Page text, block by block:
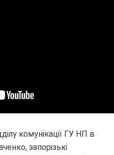
комунікації ГУ НП в
запорізькі